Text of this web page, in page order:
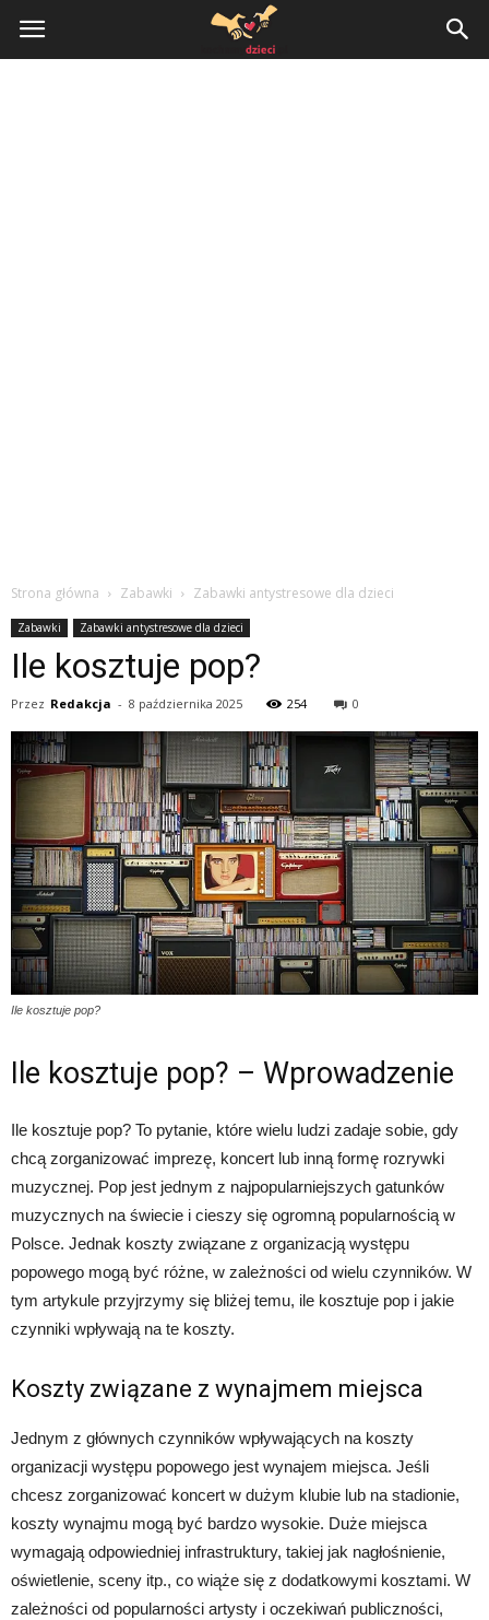
KochamyDzieci.pl
Strona główna Zabawki Zabawki antystresowe dla dzieci
Zabawki Zabawki antystresowe dla dzieci
Ile kosztuje pop?
Przez Redakcja - 8 października 2025 254 0
Ile kosztuje pop?
Ile kosztuje pop? – Wprowadzenie
Ile kosztuje pop? To pytanie, które wielu ludzi zadaje sobie, gdy
chcą zorganizować imprezę, koncert lub inną formę rozrywki
muzycznej. Pop jest jednym z najpopularniejszych gatunków
muzycznych na świecie i cieszy się ogromną popularnością w
Polsce. Jednak koszty związane z organizacją występu
popowego mogą być różne, w zależności od wielu czynników. W
tym artykule przyjrzymy się bliżej temu, ile kosztuje pop i jakie
czynniki wpływają na te koszty.
Koszty związane z wynajmem miejsca
Jednym z głównych czynników wpływających na koszty
organizacji występu popowego jest wynajem miejsca. Jeśli
chcesz zorganizować koncert w dużym klubie lub na stadionie,
koszty wynajmu mogą być bardzo wysokie. Duże miejsca
wymagają odpowiedniej infrastruktury, takiej jak nagłośnienie,
oświetlenie, sceny itp., co wiąże się z dodatkowymi kosztami. W
zależności od popularności artysty i oczekiwań publiczności,